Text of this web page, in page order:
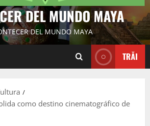
DEL MUNDO MAYA
DEL MUNDO MAYA
TRĂI
como destino cinematográfico de